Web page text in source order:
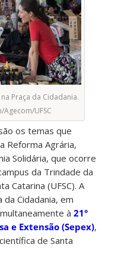
Praça da Cidadania.
Agecom/UFSC
os temas que
Reforma Agrária,
Solidária, que ocorre
da Trindade da
Catarina (UFSC). A
Cidadania, em
à21°
e Extensão (Sepex),
de Santa